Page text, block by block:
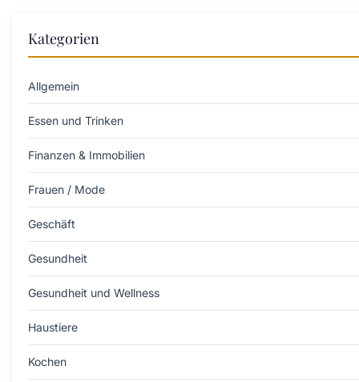
Kategorien
Allgemein
Essen und Trinken
Finanzen & Immobilien
Frauen / Mode
Geschäft
Gesundheit
Gesundheit und Wellness
Haustiere
Kochen